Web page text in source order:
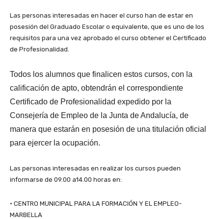
Las personas interesadas en hacer el curso han de estar en
posesión del Graduado Escolar o equivalente, que es uno de los
requisitos para una vez aprobado el curso obtener el Certificado
de Profesionalidad.
Todos los alumnos que finalicen estos cursos, con la
calificación de apto, obtendrán el correspondiente
Certificado de Profesionalidad expedido por la
Consejería de Empleo de la Junta de Andalucía, de
manera que estarán en posesión de una titulación oficial
para ejercer la ocupación.
Las personas interesadas en realizar los cursos pueden
informarse de 09.00 a14.00 horas en:
• CENTRO MUNICIPAL PARA LA FORMACIÓN Y EL EMPLEO-
MARBELLA